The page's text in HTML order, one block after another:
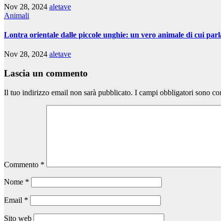
Nov 28, 2024 aletave
Animali
Lontra orientale dalle piccole unghie: un vero animale di cui
Nov 28, 2024 aletave
Lascia un commento
Il tuo indirizzo email non sarà pubblicato. I campi obbligatori sono
Commento *
Nome *
Email *
Sito web